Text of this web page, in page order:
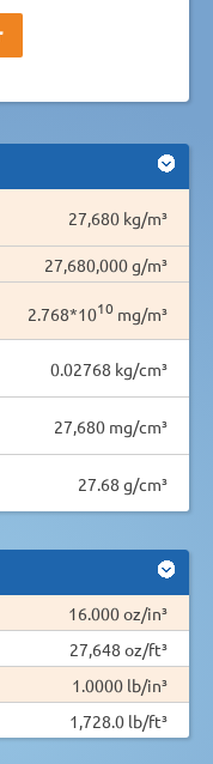
27,680 kg/m³
27,680,000 g/m³
2.768*1010 mg/m³
0.02768 kg/cm³
27,680 mg/cm³
27.68 g/cm³
16.000 oz/in³
27,648 oz/ft³
1.0000 lb/in³
1,728.0 lb/ft³